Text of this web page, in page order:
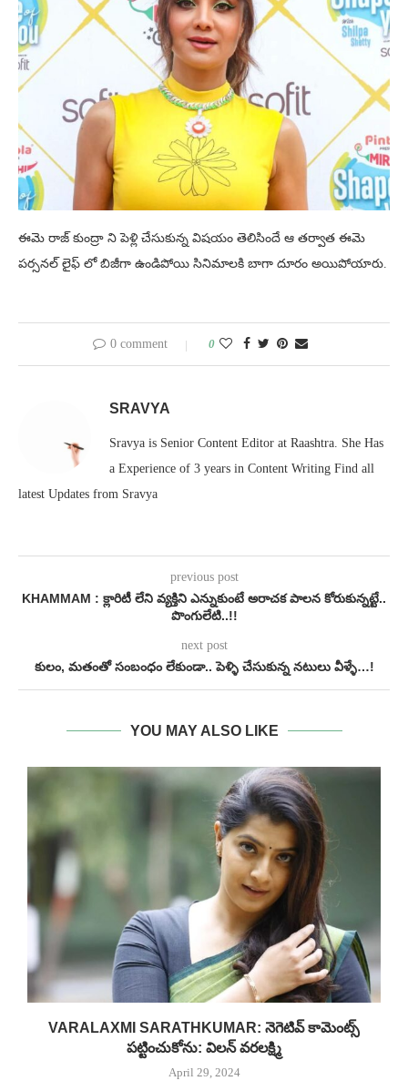
ఈమె రాజ్ కుంద్రా ని పెళ్లి చేసుకున్న విషయం తెలిసిందే ఆ తర్వాత ఈమె
పర్సనల్ లైఫ్ లో బిజీగా ఉండిపోయి సినిమాలకి బాగా దూరం అయిపోయారు.
0 comment 0
SRAVYA
Sravya is Senior Content Editor at Raashtra. She Has
a Experience of 3 years in Content Writing Find all
latest Updates from Sravya
previous post
KHAMMAM : క్లారిటీ లేని వ్యక్తిని ఎన్నుకుంటే అరాచక పాలన కోరుకున్నట్టే..
పొంగులేటి..!!
next post
కులం, మతంతో సంబంధం లేకుండా.. పెళ్ళి చేసుకున్న నటులు వీళ్ళే…!
YOU MAY ALSO LIKE
VARALAXMI SARATHKUMAR: నెగెటివ్ కామెంట్స్‌
పట్టించుకోను: విలన్ వరలక్ష్మి
April 29, 2024